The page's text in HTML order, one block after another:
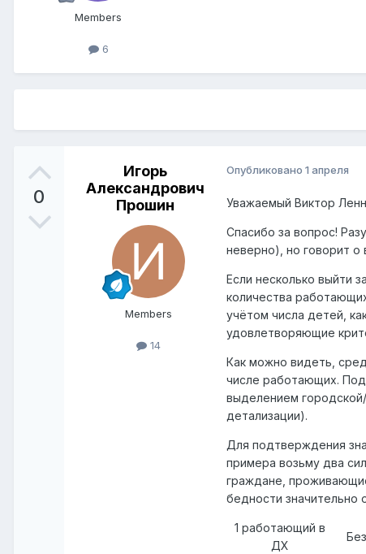
Members
6
0
Игорь
Александрович
Прошин
Members
14
Опубликовано 1 апреля
Уважаемый Виктор
Спасибо за вопрос!
неверно), но говорит о
Если несколько выйти
количества
учётом числа детей,
удовлетворяющие
Как можно видеть,
числе работающих.
выделением
детализации).
Для подтверждения
примера возьму два
граждане,
бедности значительно
1 работающий в
ДХ